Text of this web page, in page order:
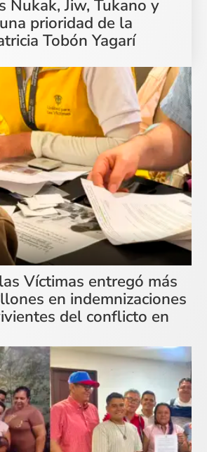
Nukak, Jiw, Tukano y
prioridad de la
Tobón Yagarí
Víctimas entregó más
en indemnizaciones
del conflicto en